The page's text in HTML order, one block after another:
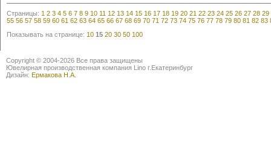
Страницы: 1 2 3 4 5 6 7 8 9 10 11 12 13 14 15 16 17 18 19 20 21 22 23 24 25 26 27 28 29
55 56 57 58 59 60 61 62 63 64 65 66 67 68 69 70 71 72 73 74 75 76 77 78 79 80 81 82 83
Показывать на странице: 10 15 20 30 50 100
Copyright © 2004-2026 Все права защищены
Ювелирная производственная компания Lino г.Екатеринбург
Дизайн: Ермакова Н.А.